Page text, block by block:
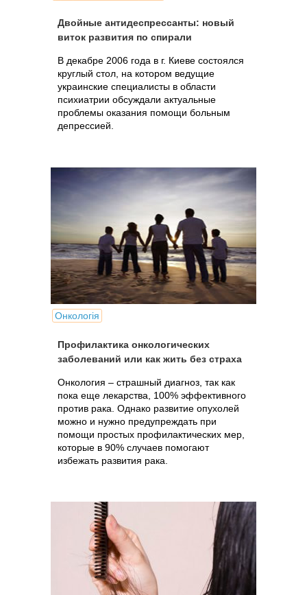
Двойные антидеспрессанты: новый
виток развития по спирали
В декабре 2006 года в г. Киеве состоялся
круглый стол, на котором ведущие
украинские специалисты в области
психиатрии обсуждали актуальные
проблемы оказания помощи больным
депрессией.
Онкологія
Профилактика онкологических
заболеваний или как жить без страха
Онкология – страшный диагноз, так как
пока еще лекарства, 100% эффективного
против рака. Однако развитие опухолей
можно и нужно предупреждать при
помощи простых профилактических мер,
которые в 90% случаев помогают
избежать развития рака.